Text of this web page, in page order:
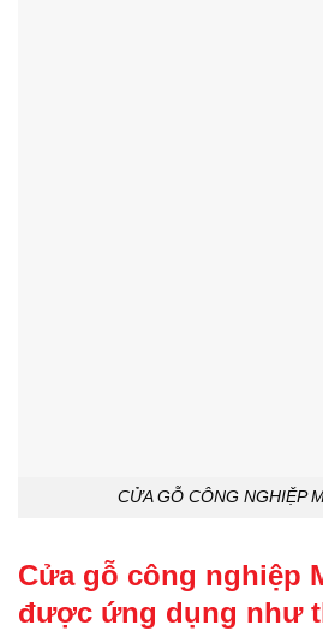
CỬA GỖ CÔNG NGHIỆP
Cửa gỗ công nghiệp
được ứng dụng như